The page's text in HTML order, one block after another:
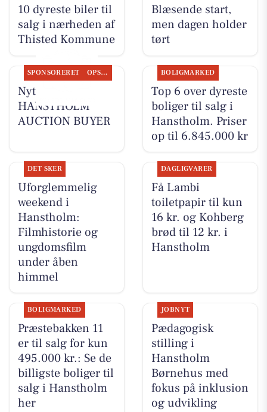
10 dyreste biler til
salg i nærheden af
Thisted Kommune
Blæsende start,
men dagen holder
tørt
SPONSORERET OPSLAGSTAVLEN
Nyt fra
HANSTHOLM
AUCTION BUYER
BOLIGMARKED
Top 6 over dyreste
boliger til salg i
Hanstholm. Priser
op til 6.845.000 kr
DET SKER
Uforglemmelig
weekend i
Hanstholm:
Filmhistorie og
ungdomsfilm
under åben
himmel
DAGLIGVARER
Få Lambi
toiletpapir til kun
16 kr. og Kohberg
brød til 12 kr. i
Hanstholm
BOLIGMARKED
Præstebakken 11
er til salg for kun
495.000 kr.: Se de
billigste boliger til
salg i Hanstholm
her
JOBNYT
Pædagogisk
stilling i
Hanstholm
Børnehus med
fokus på inklusion
og udvikling